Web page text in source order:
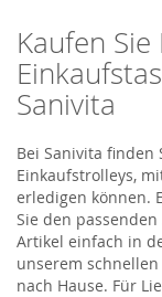
Kaufen
Sanivita
Bei Sanivita finden
Einkaufstrolleys,
erledigen können.
Sie den
Artikel einfach in
unserem
nach Hause. Für